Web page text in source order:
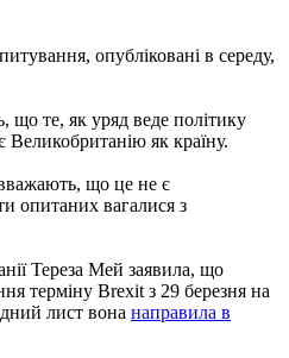
опубліковані в середу,
що те, як уряд веде політику
як країну.
що це не є
опитаних вагалися з
Тереза ​​Мей заявила, що
терміну Brexit з 29 березня на
лист вона направила в